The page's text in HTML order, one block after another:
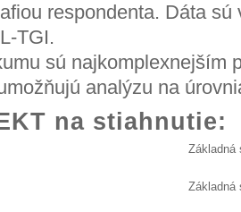
respondenta. Dáta sú
TGI.
sú najkomplexnejším
analýzu na
na stiahnutie:
Základná
Základná